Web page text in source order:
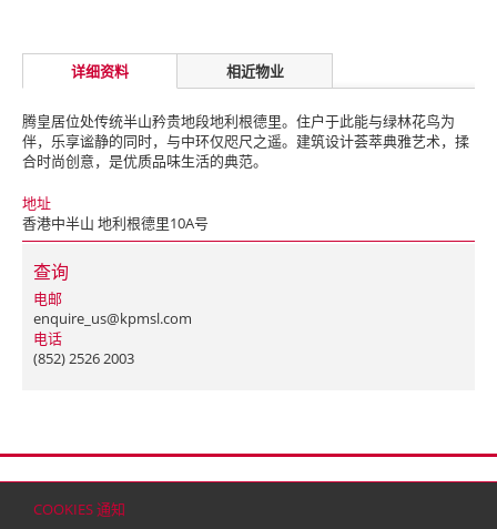
COOKIES 通知
详细资料 相近物业
腾皇居位处传统半山矜贵地段地利根德里。住户于此能与绿林花鸟为
伴，乐享谧静的同时，与中环仅咫尺之遥。建筑设计荟萃典雅艺术，揉
合时尚创意，是优质品味生活的典范。
地址
香港中半山 地利根德里10A号
查询
电邮
enquire_us@kpmsl.com
电话
(852) 2526 2003
© 2026 嘉里建设有限公司 (于百慕达注册成立之有限公司)